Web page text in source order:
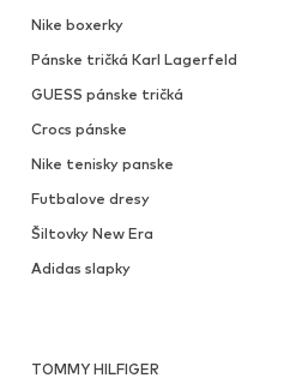
Nike boxerky
Pánske tričká Karl Lagerfeld
GUESS pánske tričká
Crocs pánske
Nike tenisky panske
Futbalove dresy
Šiltovky New Era
Adidas slapky
TOMMY HILFIGER